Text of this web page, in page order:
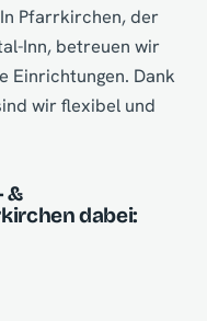
Pfarrkirchen, der
Inn, betreuen wir
Einrichtungen. Dank
wir flexibel und
&
dabei: